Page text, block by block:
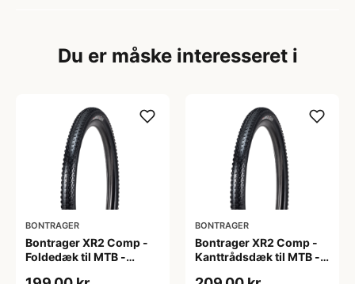
Du er måske interesseret i
BONTRAGER
Bontrager XR2 Comp -
Foldedæk til MTB -
BONTRAGER
Bontrager XR2 Comp -
Kanttrådsdæk til MTB -